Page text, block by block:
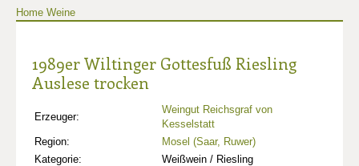
Home Weine
1989er Wiltinger Gottesfuß Riesling
Auslese trocken
Erzeuger:
Weingut Reichsgraf von
Kesselstatt
Region:
Mosel (Saar, Ruwer)
Kategorie:
Weißwein / Riesling